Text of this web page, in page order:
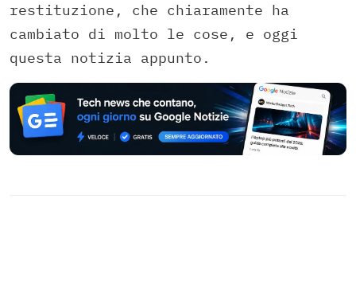
restituzione, che chiaramente ha
cambiato di molto le cose, e oggi
questa notizia appunto.